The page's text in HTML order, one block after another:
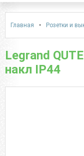
Главная • Розетки и
Legrand
накл IP44